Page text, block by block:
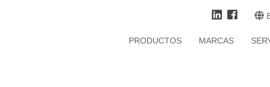
PRODUCTOS MARCAS